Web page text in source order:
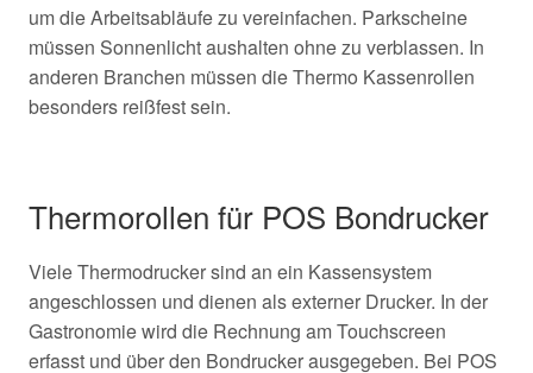
um die Arbeitsabläufe zu vereinfachen. Parkscheine
müssen Sonnenlicht aushalten ohne zu verblassen. In
anderen Branchen müssen die Thermo Kassenrollen
besonders reißfest sein.
Thermorollen für POS Bondrucker
Viele Thermodrucker sind an ein Kassensystem
angeschlossen und dienen als externer Drucker. In der
Gastronomie wird die Rechnung am Touchscreen
erfasst und über den Bondrucker ausgegeben. Bei POS